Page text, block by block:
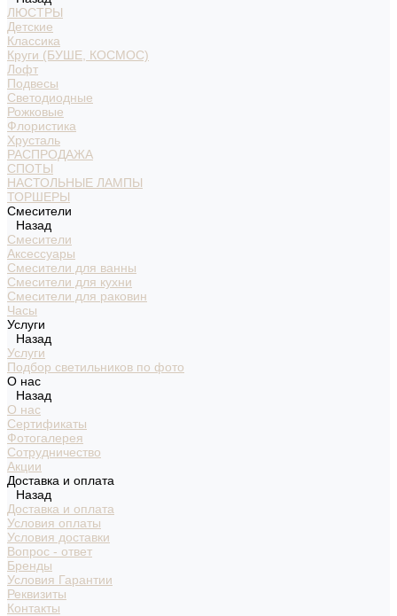
ЛЮСТРЫ
Детские
Классика
Круги (БУШЕ, КОСМОС)
Лофт
Подвесы
Светодиодные
Рожковые
Флористика
Хрусталь
РАСПРОДАЖА
СПОТЫ
НАСТОЛЬНЫЕ ЛАМПЫ
ТОРШЕРЫ
Смесители
Назад
Смесители
Аксессуары
Смесители для ванны
Смесители для кухни
Смесители для раковин
Часы
Услуги
Назад
Услуги
Подбор светильников по фото
О нас
Назад
О нас
Сертификаты
Фотогалерея
Сотрудничество
Акции
Доставка и оплата
Назад
Доставка и оплата
Условия оплаты
Условия доставки
Вопрос - ответ
Бренды
Условия Гарантии
Реквизиты
Контакты